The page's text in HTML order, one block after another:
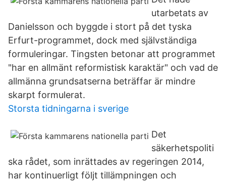
utarbetats av
Danielsson och byggde i stort på det tyska
Erfurt-programmet, dock med självständiga
formuleringar. Tingsten betonar att programmet
"har en allmänt reformistisk karaktär" och vad de
allmänna grundsatserna beträffar är mindre
skarpt formulerat.
Storsta tidningarna i sverige
Det
säkerhetspoliti
ska rådet, som inrättades av regeringen 2014,
har kontinuerligt följt tillämpningen och